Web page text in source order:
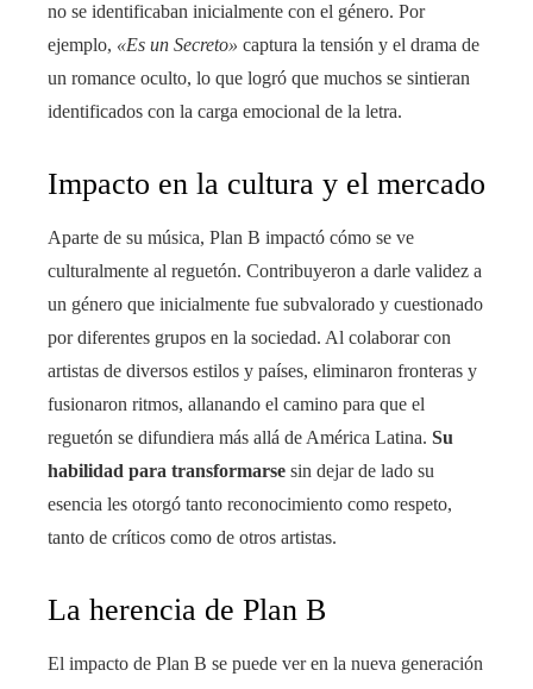
no se identificaban inicialmente con el género. Por
ejemplo, «Es un Secreto» captura la tensión y el drama de
un romance oculto, lo que logró que muchos se sintieran
identificados con la carga emocional de la letra.
Impacto en la cultura y el mercado
Aparte de su música, Plan B impactó cómo se ve
culturalmente al reguetón. Contribuyeron a darle validez a
un género que inicialmente fue subvalorado y cuestionado
por diferentes grupos en la sociedad. Al colaborar con
artistas de diversos estilos y países, eliminaron fronteras y
fusionaron ritmos, allanando el camino para que el
reguetón se difundiera más allá de América Latina. Su
habilidad para transformarse sin dejar de lado su
esencia les otorgó tanto reconocimiento como respeto,
tanto de críticos como de otros artistas.
La herencia de Plan B
El impacto de Plan B se puede ver en la nueva generación